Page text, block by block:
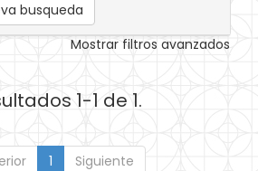
busqueda
Mostrar filtros avanzados
1-1 de 1.
1 Siguiente